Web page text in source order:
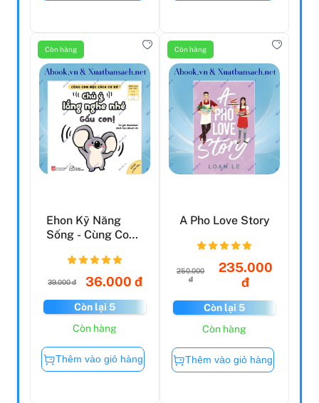
Còn hàng
Ehon Kỹ Năng
Sống - Cùng Con
39.000 đ 36.000 đ
Còn lại 5
Còn hàng
Thêm vào giỏ hàng
Còn hàng
A Pho Love Story
250.000
đ
235.000
đ
Còn lại 5
Còn hàng
Thêm vào giỏ hàng